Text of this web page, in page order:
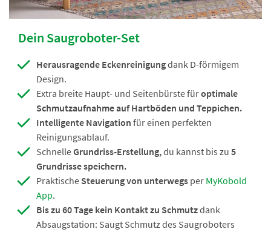
Dein Saugroboter-Set
Herausragende Eckenreinigungdank D-förmigem
Design.
Extra breite Haupt- und Seitenbürste füroptimale
Schmutzaufnahme auf Hartböden und Teppichen.
Intelligente Navigation für einen perfekten
Reinigungsablauf.
SchnelleGrundriss-Erstellung,du kannst bis zu 5
Grundrisse speichern.
Praktische Steuerung von unterwegs per MyKobold
App.
Bis zu 60 Tage kein Kontakt zu Schmutzdank
Absaugstation: Saugt Schmutz des Saugroboters